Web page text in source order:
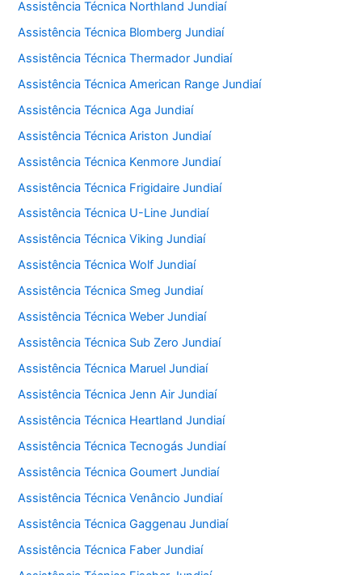
Assistência Técnica Northland Jundiaí
Assistência Técnica Blomberg Jundiaí
Assistência Técnica Thermador Jundiaí
Assistência Técnica American Range Jundiaí
Assistência Técnica Aga Jundiaí
Assistência Técnica Ariston Jundiaí
Assistência Técnica Kenmore Jundiaí
Assistência Técnica Frigidaire Jundiaí
Assistência Técnica U-Line Jundiaí
Assistência Técnica Viking Jundiaí
Assistência Técnica Wolf Jundiaí
Assistência Técnica Smeg Jundiaí
Assistência Técnica Weber Jundiaí
Assistência Técnica Sub Zero Jundiaí
Assistência Técnica Maruel Jundiaí
Assistência Técnica Jenn Air Jundiaí
Assistência Técnica Heartland Jundiaí
Assistência Técnica Tecnogás Jundiaí
Assistência Técnica Goumert Jundiaí
Assistência Técnica Venâncio Jundiaí
Assistência Técnica Gaggenau Jundiaí
Assistência Técnica Faber Jundiaí